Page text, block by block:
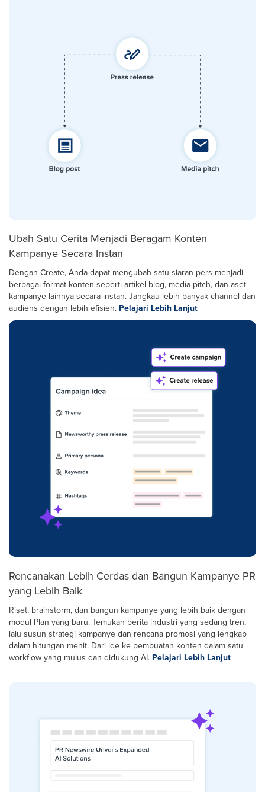
Ubah Satu Cerita Menjadi Beragam Konten
Kampanye Secara Instan
Dengan Create, Anda dapat mengubah satu siaran pers menjadi
berbagai format konten seperti artikel blog, media pitch, dan aset
kampanye lainnya secara instan. Jangkau lebih banyak channel dan
audiens dengan lebih efisien. Pelajari Lebih Lanjut
Rencanakan Lebih Cerdas dan Bangun Kampanye PR
yang Lebih Baik
Riset, brainstorm, dan bangun kampanye yang lebih baik dengan
modul Plan yang baru. Temukan berita industri yang sedang tren,
lalu susun strategi kampanye dan rencana promosi yang lengkap
dalam hitungan menit. Dari ide ke pembuatan konten dalam satu
workflow yang mulus dan didukung AI. Pelajari Lebih Lanjut